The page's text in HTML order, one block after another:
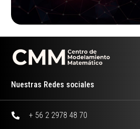
Nuestras Redes sociales
+ 56 2 2978 48 70